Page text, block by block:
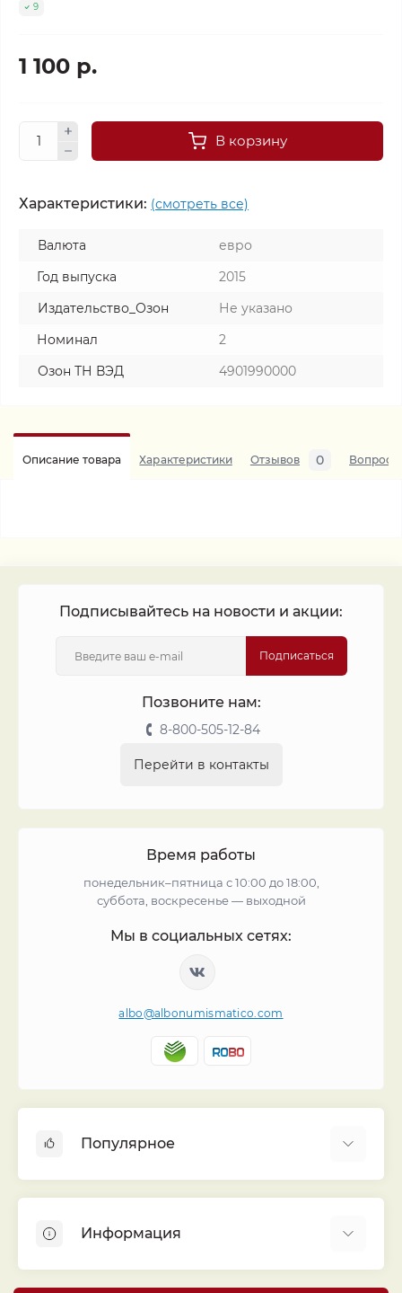
9
1 100 р.
В корзину
Характеристики: (смотреть все)
Валюта
евро
Год выпуска
2015
Издательство_Озон
Не указано
Номинал
2
Озон ТН ВЭД
4901990000
Описание товара Характеристики Отзывов 0 Вопросы
Подписывайтесь на новости и акции:
Подписаться
Позвоните нам:
8-800-505-12-84
Перейти в контакты
Время работы
понедельник–пятница с 10:00 до 18:00,
суббота, воскресенье — выходной
Мы в социальных сетях:
albo@albonumismatico.com
Популярное
Монеты
Банкноты
Информация